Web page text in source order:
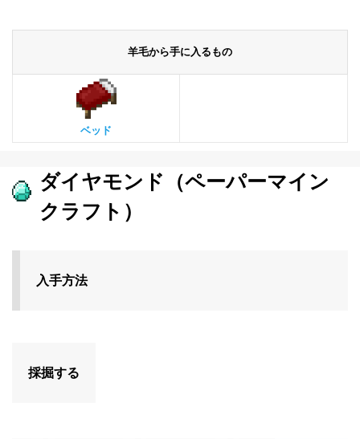
羊毛から手に入るもの
ベッド
ダイヤモンド（ペーパーマイン
クラフト）
入手方法
採掘する